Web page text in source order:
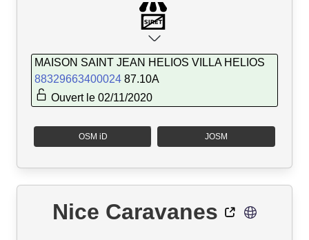
MAISON SAINT JEAN HELIOS VILLA HELIOS
88329663400024 87.10A
Ouvert le 02/11/2020
OSM iD JOSM
Nice Caravanes